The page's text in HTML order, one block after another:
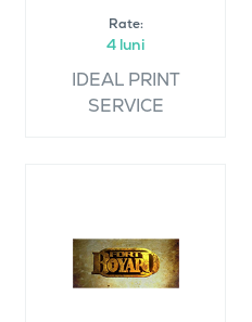
Rate:
4 luni
IDEAL PRINT
SERVICE